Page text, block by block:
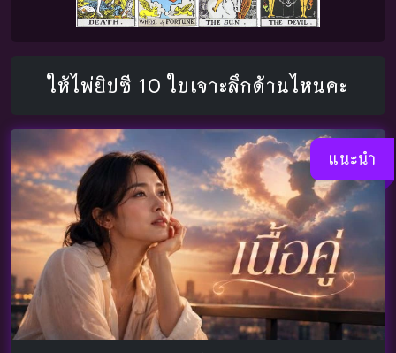
ให้ไพ่ยิปซี 10 ใบเจาะลึกด้านไหนคะ
แนะนำ